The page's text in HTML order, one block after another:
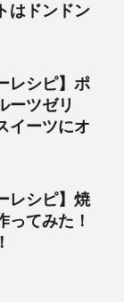
はドンドン
レシピ】ポ
ーツゼリ
イーツにオ
レシピ】焼
ってみた！